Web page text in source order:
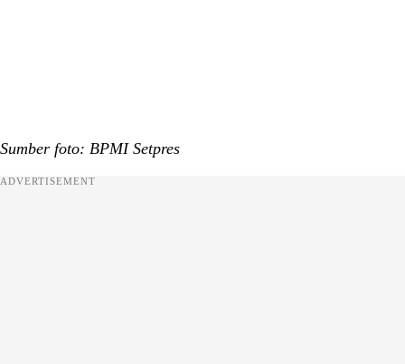
Sumber foto: BPMI Setpres
ADVERTISEMENT